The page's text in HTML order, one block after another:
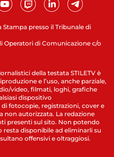
presso il Tribunale di
Operatori di Comunicazione c/o
della testata STILETV è
e l’uso, anche parziale,
video, filmati, loghi, grafiche
dispositivo
fotocopie, registrazioni, cover e
non autorizzata. La redazione
presenti sul sito. Non potendo
disponibile ad eliminarli su
offensivi e oltraggiosi.